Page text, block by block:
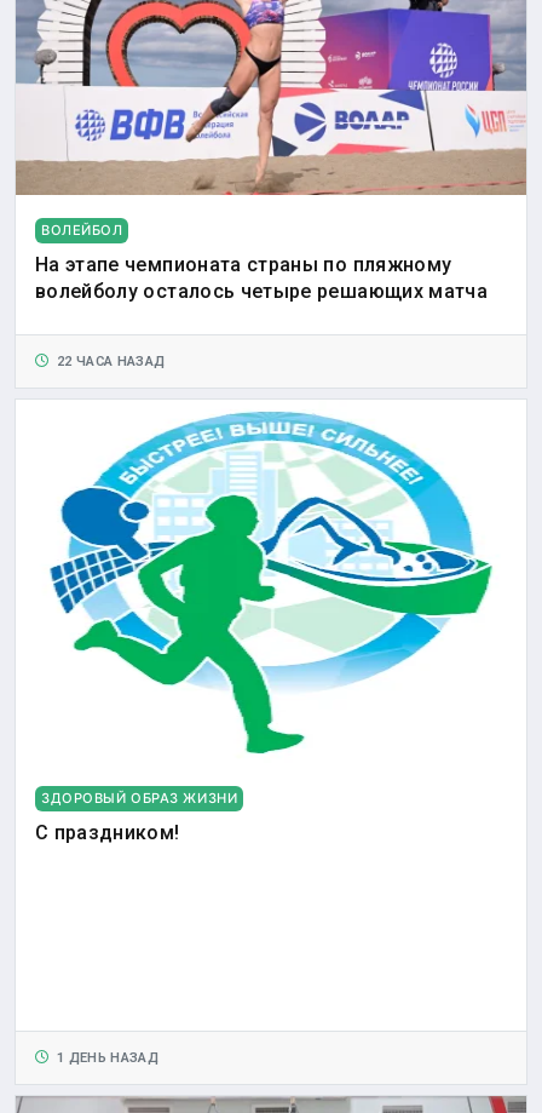
ВОЛЕЙБОЛ
На этапе чемпионата страны по пляжному
волейболу осталось четыре решающих матча
22 ЧАСА НАЗАД
ЗДОРОВЫЙ ОБРАЗ ЖИЗНИ
С праздником!
1 ДЕНЬ НАЗАД